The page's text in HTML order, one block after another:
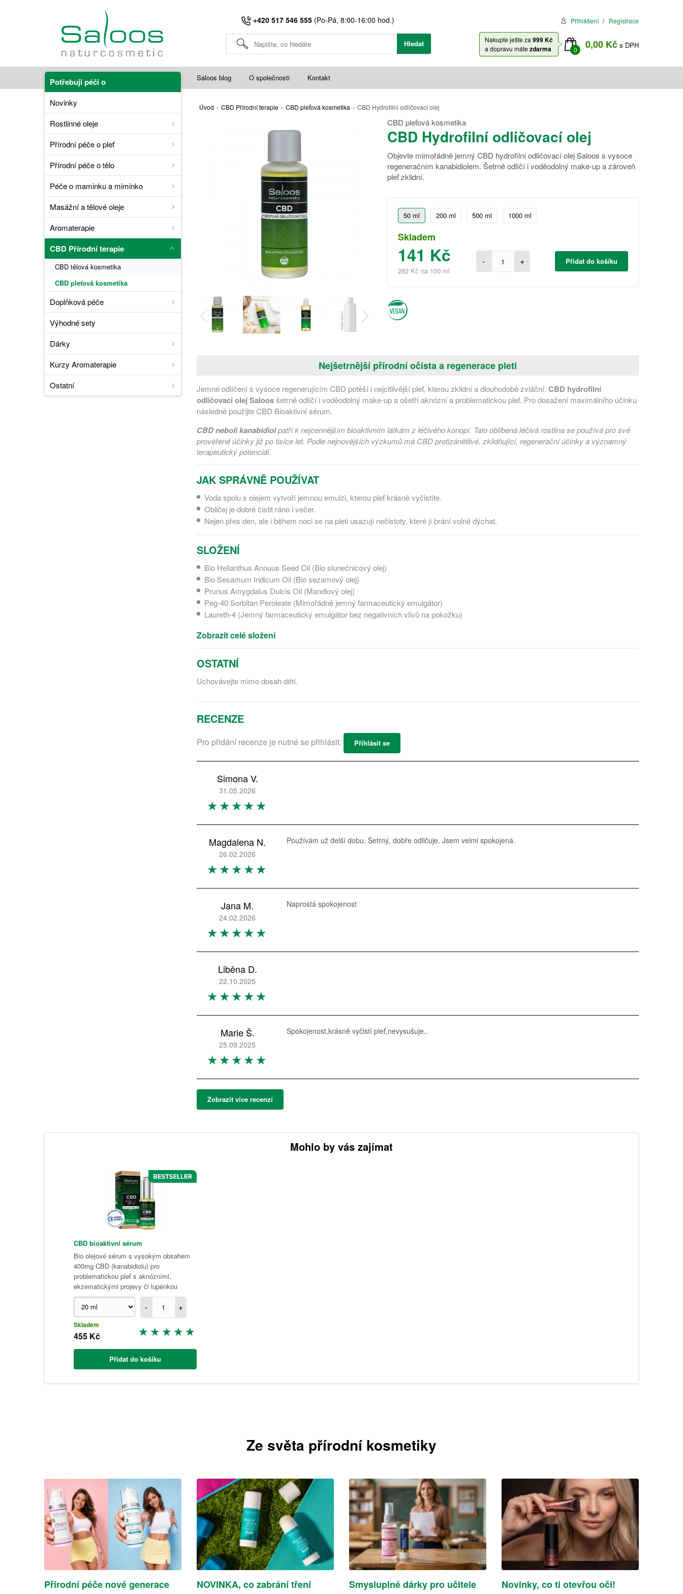
+420 517 546 555(Po-Pá, 8:00-16:00 hod.) Přihlášení Registrace
Hledat
0 0,00 Kč s DPH
Nakupte ješte za 999 Kč
a dopravu mátezdarma
Saloos blog O společnosti Kontakt
Potřebuji péči o
Novinky
Rostlinné oleje
Přírodní péče o pleť
Přírodní péče o tělo
Péče o maminku a miminko
Masážní a tělové oleje
Aromaterapie
CBD Přírodní terapie
CBD tělová kosmetika
CBD pleťová kosmetika
Doplňková péče
Výhodné sety
Dárky
Kurzy Aromaterapie
Ostatní
Úvod - CBD Přírodní terapie - CBD pleťová kosmetika - CBD Hydrofilní odličovací olej
CBD pleťová kosmetika
CBD Hydrofilní odličovací olej
Objevte mimořádně jemný CBD hydrofilní odličovací olej Saloos s vysoce
regeneračním kanabidiolem. Šetrně odlíčí i voděodolný make-up a zároveň
pleť zklidní.
50 ml 200 ml 500 ml 1000 ml
Skladem
141 Kč
282 Kč na 100 ml
- + Přidat do košíku
Nejšetrnější přírodní očista a regenerace pleti
Jemné odlíčení s vysoce regenerujícím CBD potěší i nejcitlivější pleť, kterou zklidní a dlouhodobě zvláční. CBD hydrofilní
odličovací olej Saloosšetrně odlíčí i voděodolný make-up a ošetří aknózní a problematickou pleť. Pro dosažení maximálního účinku
následně použijte CBD Bioaktivní sérum.
CBD neboli kanabidiolpatří k nejcennějším bioaktivním látkám z léčivého konopí. Tato oblíbená léčivá rostlina se používá pro své
prověřené účinky již po tisíce let. Podle nejnovějších výzkumů má CBD protizánětlivé, zklidňující, regenerační účinky a významný
terapeutický potenciál.
JAK SPRÁVNĚ POUŽÍVAT
Voda spolu s olejem vytvoří jemnou emulzi, kterou pleť krásně vyčistíte.
Obličej je dobré čistit ráno i večer.
Nejen přes den, ale i během noci se na pleti usazují nečistoty, které jí brání volně dýchat.
SLOŽENÍ
Bio Helianthus Annuus Seed Oil (Bio slunečnicový olej)
Bio Sesamum Indicum Oil (Bio sezamový olej)
Prunus Amygdalus Dulcis Oil (Mandlový olej)
Peg-40 Sorbitan Peroleate (Mimořádně jemný farmaceutický emulgátor)
Laureth-4 (Jemný farmaceutický emulgátor bez negativních vlivů na pokožku)
Zobrazit celé složení
OSTATNÍ
Uchovávejte mimo dosah dětí.
RECENZE
Pro přidání recenze je nutné se přihlásit. Přihlásit se
Simona V.
31.05.2026
Magdalena N.
26.02.2026
Používám už delší dobu. Šetrný, dobře odličuje. Jsem velmi spokojená.
Jana M.
24.02.2026
Naprostá spokojenost
Liběna D.
22.10.2025
Marie Š.
25.09.2025
Spokojenost,krásně vyčistí pleť,nevysušuje..
Zobrazit více recenzí
Mohlo by vás zajímat
CBD bioaktivní sérum
Bio olejové sérum s vysokým obsahem
400mg CBD (kanabidiolu) pro
problematickou pleť s aknózními,
ekzematickými projevy či lupénkou
- +
Skladem
455 Kč
Přidat do košíku
Ze světa přírodní kosmetiky
Přírodní péče nové generace NOVINKA, co zabrání tření Smysluplné dárky pro učitele Novinky, co ti otevřou oči!